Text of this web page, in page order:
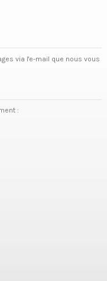
via l'e-mail que nous vous
: